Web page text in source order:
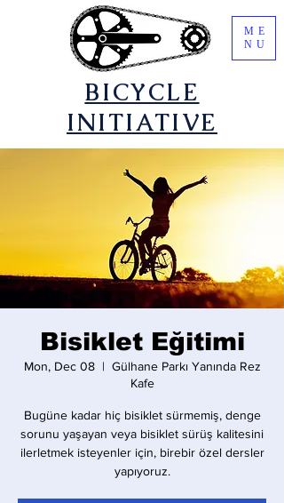
​BICYCLE
INITIATIVE
ME
NU
Bisiklet Eğitimi
Mon, Dec 08
  |
Gülhane Parkı Yanında Rez
Kafe
Bugüne kadar hiç bisiklet sürmemiş, denge
sorunu yaşayan veya bisiklet sürüş kalitesini
ilerletmek isteyenler için, birebir özel dersler
yapıyoruz.